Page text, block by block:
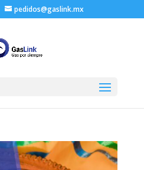
pedidos@gaslink.mx